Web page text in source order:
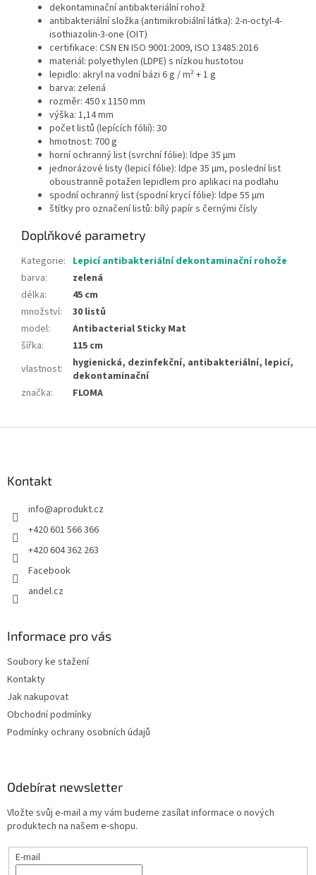
dekontaminační antibakteriální rohož
antibakteriální složka (antimikrobiální látka): 2-n-octyl-4-
isothiazolin-3-one (OIT)
certifikace: CSN EN ISO 9001:2009, ISO 13485:2016
materiál: polyethylen (LDPE) s nízkou hustotou
lepidlo: akryl na vodní bázi 6 g / m² + 1 g
barva: zelená
rozměr: 450 x 1150 mm
výška: 1,14 mm
počet listů (lepících fólií): 30
hmotnost: 700 g
horní ochranný list (svrchní fólie): ldpe 35 μm
jednorázové listy (lepicí fólie): ldpe 35 μm, poslední list
oboustranně potažen lepidlem pro aplikaci na podlahu
spodní ochranný list (spodní krycí fólie): ldpe 55 μm
štítky pro označení listů: bílý papír s černými čísly
Doplňkové parametry
Kategorie: Lepicí antibakteriální dekontaminační rohože
barva:
zelená
délka:
45 cm
množství:
30 listů
model:
Antibacterial Sticky Mat
šířka:
115 cm
vlastnost:
hygienická, dezinfekční, antibakteriální, lepicí,
dekontaminační
značka: FLOMA
Kontakt
info@aprodukt.cz
+420 601 566 366
+420 604 362 263
Facebook
andel.cz
Informace pro vás
Soubory ke stažení
Kontakty
Jak nakupovat
Obchodní podmínky
Podmínky ochrany osobních údajů
Odebírat newsletter
Vložte svůj e-mail a my vám budeme zasílat informace o nových
produktech na našem e-shopu.
E-mail